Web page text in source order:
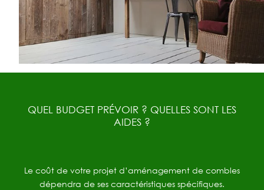
QUEL BUDGET PRÉVOIR ? QUELLES SONT LES
AIDES ?
Le coût de votre projet d’aménagement de combles
dépendra de ses caractéristiques spécifiques.